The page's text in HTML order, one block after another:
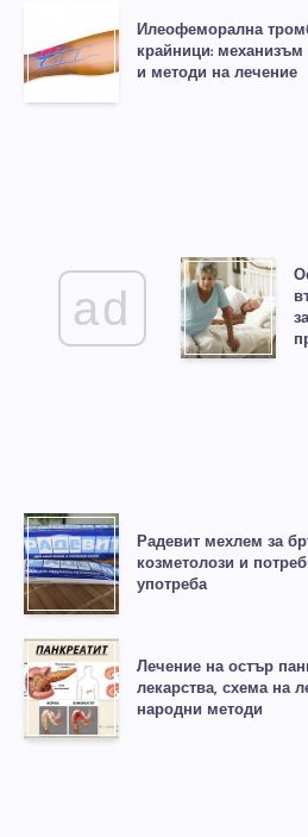
Илеофеморална
крайници: механизъм
и методи на лечение
ad
Радевит мехлем за
козметолози и
употреба
Лечение на остър
лекарства, схема на
народни методи